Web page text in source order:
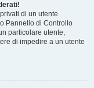
​​di un utente
Pannello di Controllo
particolare utente,
di impedire a un utente